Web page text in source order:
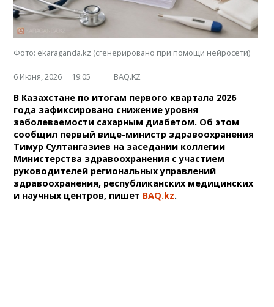
Фото: ekaraganda.kz (сгенерировано при помощи нейросети)
6 Июня, 2026 19:05 BAQ.KZ
В Казахстане по итогам первого квартала 2026
года зафиксировано снижение уровня
заболеваемости сахарным диабетом. Об этом
сообщил первый вице-министр здравоохранения
Тимур Султангазиев на заседании коллегии
Министерства здравоохранения с участием
руководителей региональных управлений
здравоохранения, республиканских медицинских
и научных центров, пишет BAQ.kz.